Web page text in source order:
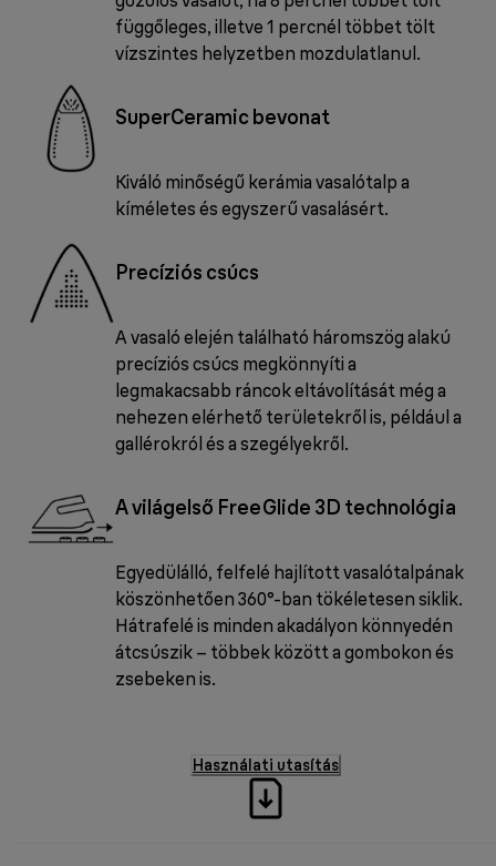
függőleges, illetve 1 percnél többet tölt
vízszintes helyzetben mozdulatlanul.
SuperCeramic bevonat
Kiváló minőségű kerámia vasalótalp a
kíméletes és egyszerű vasalásért.
Precíziós csúcs
A vasaló elején található háromszög alakú
precíziós csúcs megkönnyíti a
legmakacsabb ráncok eltávolítását még a
nehezen elérhető területekről is, például a
gallérokról és a szegélyekről.
A világelső FreeGlide 3D technológia
Egyedülálló, felfelé hajlított vasalótalpának
köszönhetően 360°-ban tökéletesen siklik.
Hátrafelé is minden akadályon könnyedén
átcsúszik – többek között a gombokon és
zsebeken is.
Használati utasítás